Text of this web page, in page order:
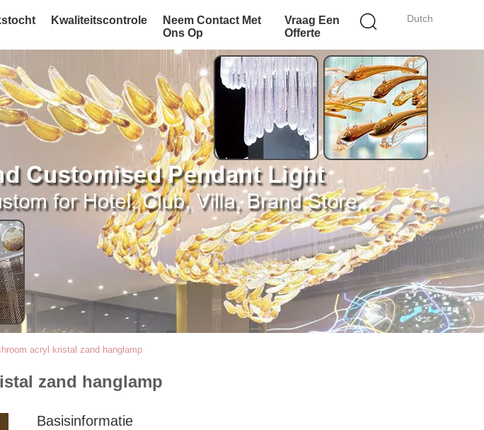
Dutch
Kwaliteitscontrole
Neem Contact Met
Ons Op
Vraag Een
Offerte
acryl kristal zand hanglamp
zand hanglamp
Basisinformatie